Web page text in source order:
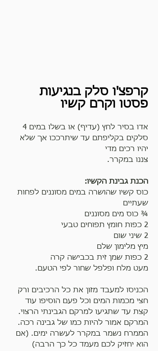
קרפצ'ו סלק בנגיעות
פסטו וקרם קשיו
סלקים בקליפתם עד שיתרככו אך שלא
יהיו רכים מדי
צננו במקרר.
הכנת גבינת הקשיו:
כוס קשיו שהושרה במים מסוננים לפחות
שעתיים
¾ כוס מים מסוננים
2 כפות חומץ תפוחים טבעי
2 שיני שום
מיץ מלימון שלם
2 כפות שמן זית בכבישה קרה
מעט מלח ופלפל שחור לפי הטעם.
הכניסו למעבד מזון את כל הרכיבים ורק
חצי מכמות המים וכל פעם הוסיפו עוד
קצת עד שתגיעו למרקם הגבינתי הרצוי.
המרקם אמור להיות כמו של גבינה רכה.
הממרח נשמר במקרר לעשרה ימים. (אם
הוא יחזיק לכם מעמד כל כך הרבה)